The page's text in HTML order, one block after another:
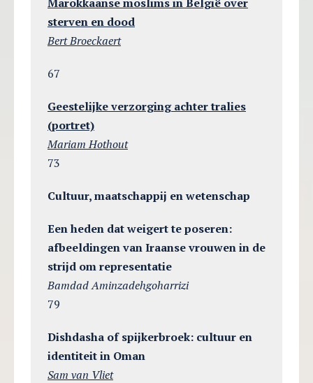
sterven en dood
Bert Broeckaert
67
Geestelijke verzorging achter tralies
(portret)
Mariam Hothout
73
Cultuur, maatschappij en wetenschap
Een heden dat weigert te poseren:
afbeeldingen van Iraanse vrouwen in de
strijd om representatie
Bamdad Aminzadehgoharrizi
79
Dishdasha of spijkerbroek: cultuur en
identiteit in Oman
Sam van Vliet